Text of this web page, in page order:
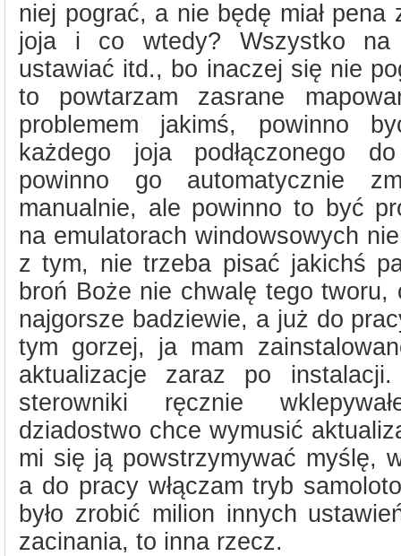
niej pograć, a nie będę miał pena
joja i co wtedy? Wszystko na
ustawiać itd., bo inaczej się nie
to powtarzam zasrane
problemem jakimś, powinno
każdego joja podłączonego
powinno go automatycznie
manualnie, ale powinno to być
na emulatorach windowsowych
z tym, nie trzeba pisać jakichś
broń Boże nie chwalę tego
najgorsze badziewie, a już do
tym gorzej, ja mam
aktualizacje zaraz po
sterowniki ręcznie
dziadostwo chce wymusić
mi się ją powstrzymywać myślę,
a do pracy włączam tryb
było zrobić milion innych
zacinania, to inna rzecz.